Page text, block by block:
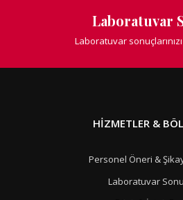
Laboratuvar
Laboratuvar
HIZMETLER &
Personel Öneri &
Laboratuvar